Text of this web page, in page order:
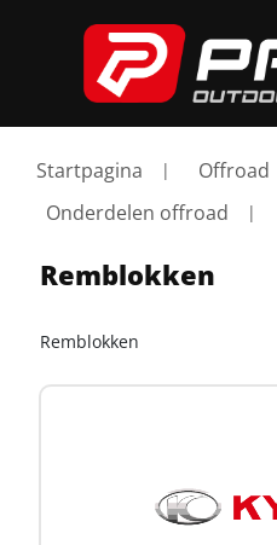
Startpagina
Offroad
Onderdelen offroad
Remblokken
Remblokken